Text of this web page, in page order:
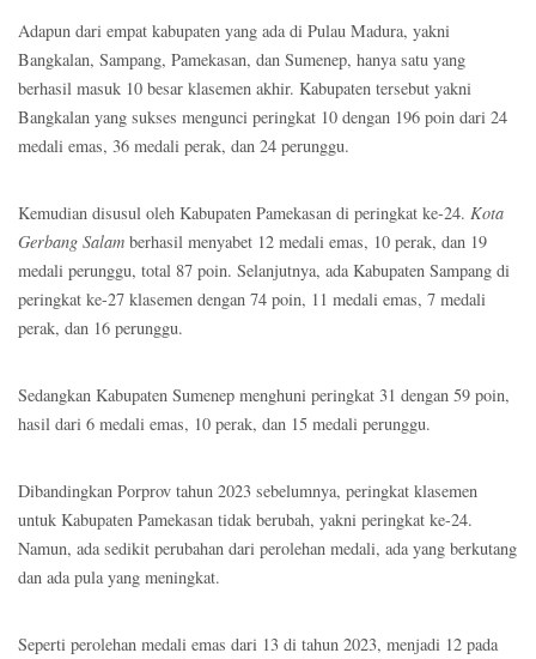
Adapun dari empat kabupaten yang ada di Pulau Madura, yakni
Bangkalan, Sampang, Pamekasan, dan Sumenep, hanya satu yang
berhasil masuk 10 besar klasemen akhir. Kabupaten tersebut yakni
Bangkalan yang sukses mengunci peringkat 10 dengan 196 poin dari 24
medali emas, 36 medali perak, dan 24 perunggu.
Kemudian disusul oleh Kabupaten Pamekasan di peringkat ke-24. Kota
Gerbang Salam berhasil menyabet 12 medali emas, 10 perak, dan 19
medali perunggu, total 87 poin. Selanjutnya, ada Kabupaten Sampang di
peringkat ke-27 klasemen dengan 74 poin, 11 medali emas, 7 medali
perak, dan 16 perunggu.
Sedangkan Kabupaten Sumenep menghuni peringkat 31 dengan 59 poin,
hasil dari 6 medali emas, 10 perak, dan 15 medali perunggu.
Dibandingkan Porprov tahun 2023 sebelumnya, peringkat klasemen
untuk Kabupaten Pamekasan tidak berubah, yakni peringkat ke-24.
Namun, ada sedikit perubahan dari perolehan medali, ada yang berkutang
dan ada pula yang meningkat.
Seperti perolehan medali emas dari 13 di tahun 2023, menjadi 12 pada